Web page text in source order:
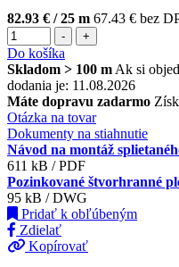
82.93 € / 25 m 67.43 € bez
- +
Do košíka
Skladom > 100 m Ak si
dodania je: 11.08.2026
Máte dopravu zadarmo
Otázka na tovar
Dokumenty na stiahnutie
Návod na montáž
611 kB / PDF
Pozinkované štvorhranné
95 kB / DWG
Pridať k obľúbeným
Zdielať
Kopírovať